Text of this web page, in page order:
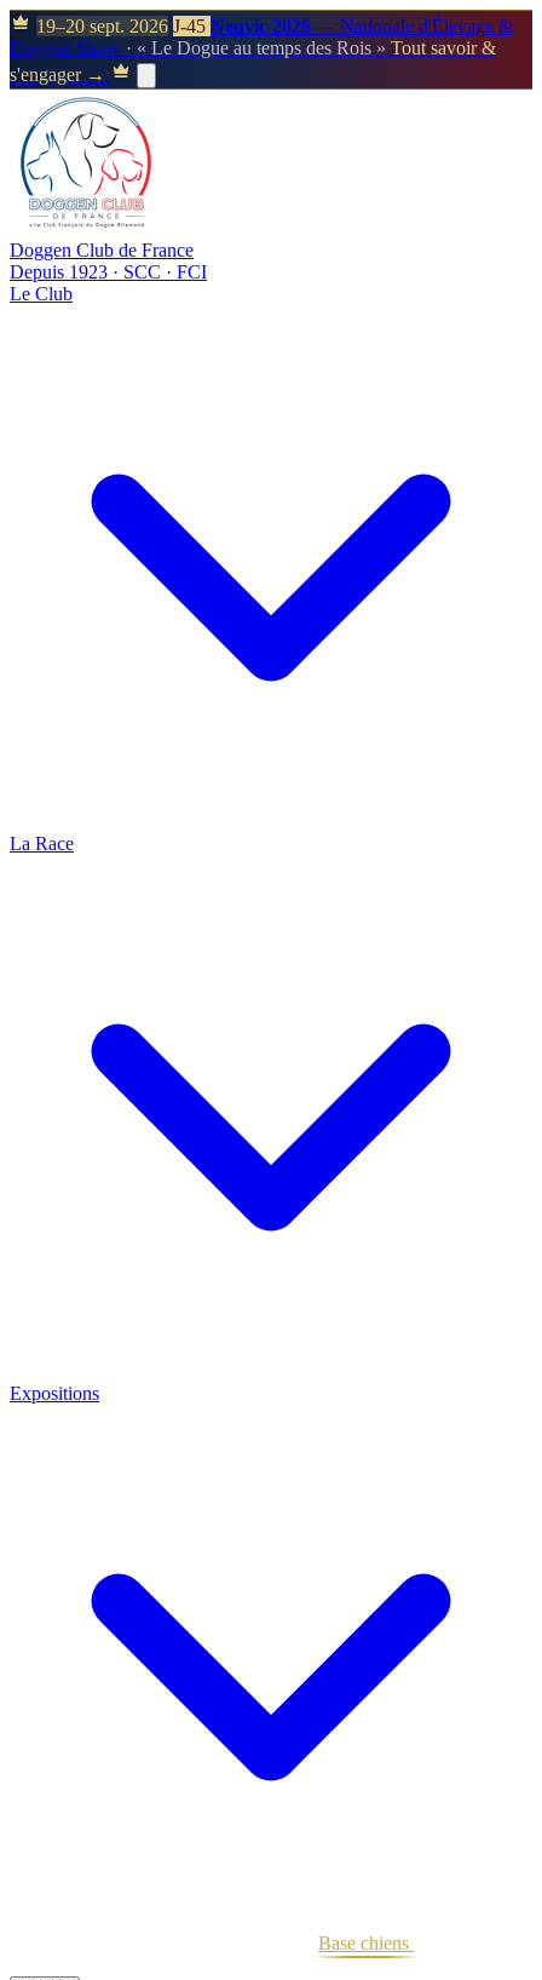
19–20 sept. 2026 J-45 Neuvic 2026 — Nationale d'Élevage &
Doggen Show · « Le Dogue au temps des Rois » Tout savoir &
s'engager →
Doggen Club de France
Depuis 1923 · SCC · FCI
Le Club
La Race
Expositions
Base chiens